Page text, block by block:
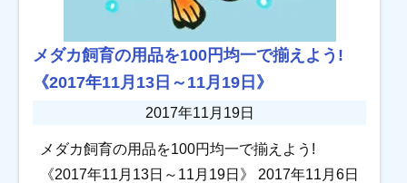
メダカ飼育の用品を100円均一で揃えよう!
《2017年11月13日～11月19日》
2017年11月19日
メダカ飼育の用品を100円均一で揃えよう!
《2017年11月13日～11月19日》 2017年11月6日